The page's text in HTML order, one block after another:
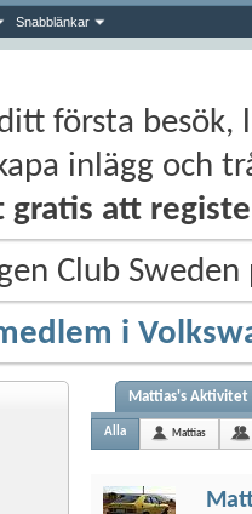
Snabblänkar
första besök,
inlägg och
gratis att
Club
i
Mattias's Aktivitet
Alla Mattias